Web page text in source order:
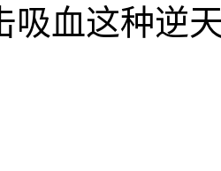
吸血这种逆